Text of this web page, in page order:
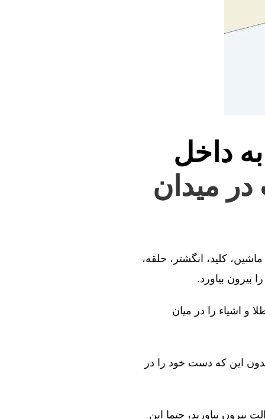
داخل
در میدان
کلید، انگشتر، حلقه،
بیرون بیاورد.
و اشیاء را در میان
این که دست خود را در
بیرون بیاورید، حتما این